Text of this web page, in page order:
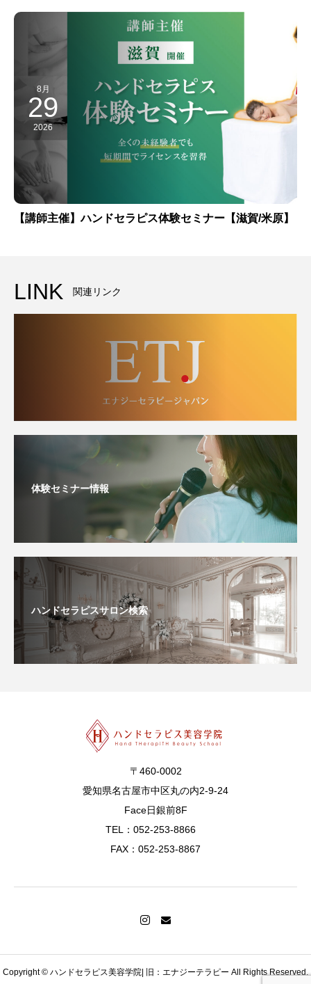
8月
29
2026
【講師主催】ハンドセラピス体験セミナー【滋賀/米原】
LINK 関連リンク
体験セミナー情報
ハンドセラピスサロン検索
〒460-0002
愛知県名古屋市中区丸の内2-9-24
Face日銀前8F
TEL：052-253-8866
FAX：052-253-8867
Copyright © ハンドセラピス美容学院| 旧：エナジーテラピー All Rights Reserved.